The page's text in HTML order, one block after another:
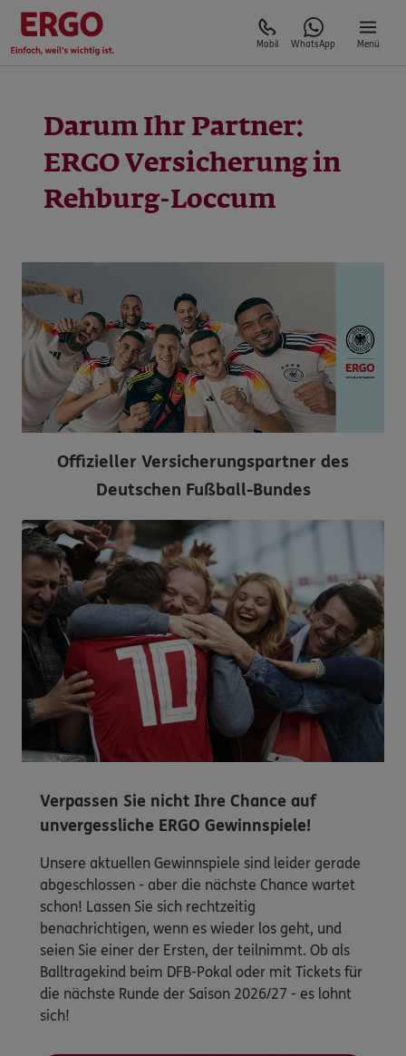
Mobil WhatsApp Menü
Darum Ihr Partner:
ERGO Versicherung in
Rehburg-Loccum
Offizieller Versicherungspartner des
Deutschen Fußball-Bundes
Verpassen Sie nicht Ihre Chance auf
unvergessliche ERGO Gewinnspiele!
Unsere aktuellen Gewinnspiele sind leider gerade
abgeschlossen - aber die nächste Chance wartet
schon! Lassen Sie sich rechtzeitig
benachrichtigen, wenn es wieder los geht, und
seien Sie einer der Ersten, der teilnimmt. Ob als
Balltragekind beim DFB-Pokal oder mit Tickets für
die nächste Runde der Saison 2026/27 - es lohnt
sich!